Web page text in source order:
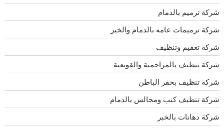
شركة ترميم بالدمام
شركة ترميمات عامه بالدمام والخبر
شركة تعقيم وتنظيف
شركة تنظيف بالمزاحمية والقويعية
شركة تنظيف بحفر الباطن
شركة تنظيف كنب ومجالس بالدمام
شركة دهانات بالخبر